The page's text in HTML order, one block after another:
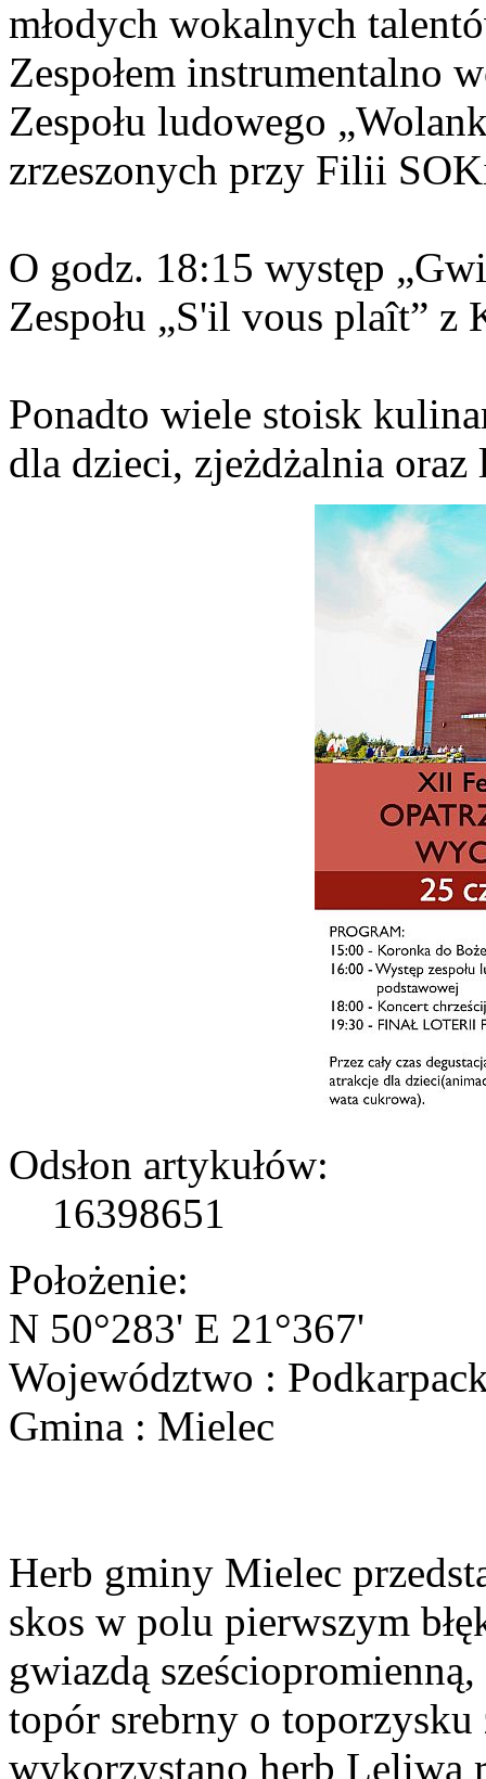
młodych wokalnych
Zespołem instrumentalno
Zespołu ludowego
zrzeszonych przy Filii
O godz. 18:15 występ
Zespołu „S'il vous plaît” z
Ponadto wiele stoisk
dla dzieci, zjeżdżalnia
Odsłon artykułów:
16398651
Położenie:
N 50°283' E 21°367'
Województwo :
Gmina : Mielec
Herb gminy Mielec
skos w polu pierwszym
gwiazdą
topór srebrny o
wykorzystano herb Leliwa